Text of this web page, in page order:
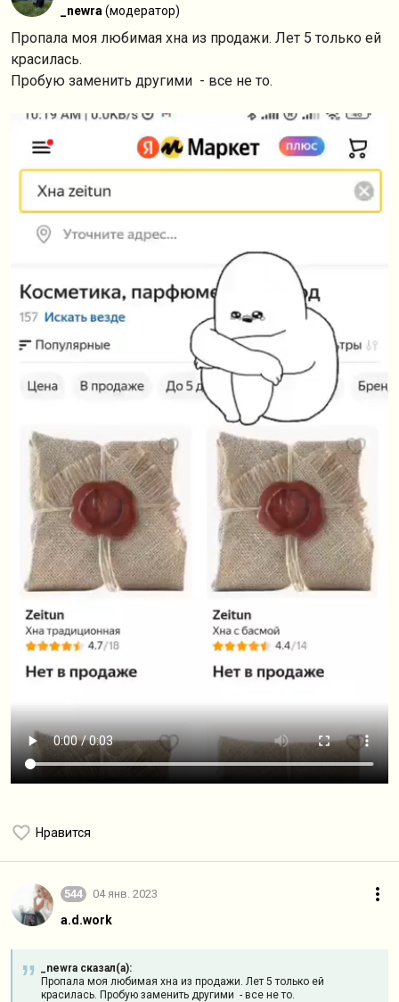
_newra (модератор)
Пропала моя любимая хна из продажи. Лет 5 только ей
красилась.
Пробую заменить другими - все не то.
Нравится
544 04 янв. 2023
a.d.work
_newra сказал(а):
Пропала моя любимая хна из продажи. Лет 5 только ей
красилась. Пробую заменить другими - все не то.